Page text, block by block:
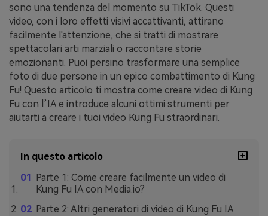
sono una tendenza del momento su TikTok. Questi
video, con i loro effetti visivi accattivanti, attirano
facilmente l'attenzione, che si tratti di mostrare
spettacolari arti marziali o raccontare storie
emozionanti. Puoi persino trasformare una semplice
foto di due persone in un epico combattimento di Kung
Fu! Questo articolo ti mostra come creare video di Kung
Fu con l’IA e introduce alcuni ottimi strumenti per
aiutarti a creare i tuoi video Kung Fu straordinari.
In questo articolo
Parte 1: Come creare facilmente un video di
Kung Fu IA con Media.io?
Parte 2: Altri generatori di video di Kung Fu IA